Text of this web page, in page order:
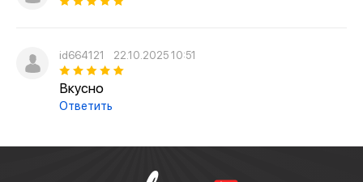
id664121 22.10.2025 10:51
Вкусно
Ответить